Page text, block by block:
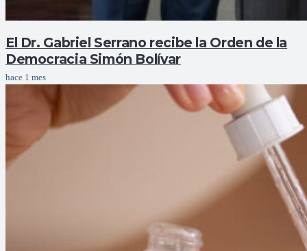
El Dr. Gabriel Serrano recibe la Orden de la
Democracia Simón Bolívar
hace 1 mes